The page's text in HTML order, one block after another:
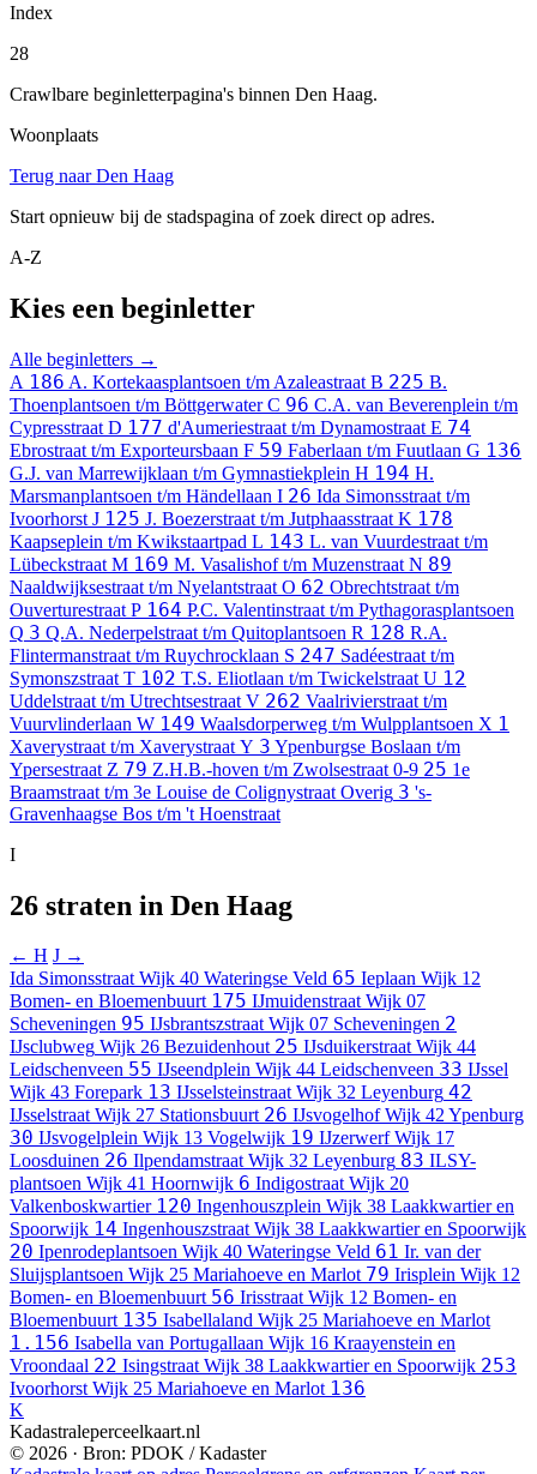
Index
28
Crawlbare beginletterpagina's binnen Den Haag.
Woonplaats
Terug naar Den Haag
Start opnieuw bij de stadspagina of zoek direct op adres.
A-Z
Kies een beginletter
Alle beginletters →
A 186 A. Kortekaasplantsoen t/m Azaleastraat B 225 B.
Thoenplantsoen t/m BöttgerwaterC 96 C.A. van Beverenplein t/m
Cypresstraat D 177 d'Aumeriestraat t/m Dynamostraat E 74
Ebrostraat t/m Exporteursbaan F 59 Faberlaan t/m Fuutlaan G 136
G.J. van Marrewijklaan t/m Gymnastiekplein H 194 H.
Marsmanplantsoen t/m Händellaan I 26 Ida Simonsstraat t/m
Ivoorhorst J 125 J. Boezerstraat t/m Jutphaasstraat K 178
Kaapseplein t/m Kwikstaartpad L 143 L. van Vuurdestraat t/m
Lübeckstraat M 169 M. Vasalishof t/m Muzenstraat N 89
Naaldwijksestraat t/m Nyelantstraat O 62 Obrechtstraat t/m
Ouverturestraat P 164 P.C. Valentinstraat t/m Pythagorasplantsoen
Q 3 Q.A. Nederpelstraat t/m Quitoplantsoen R 128 R.A.
Flintermanstraat t/m Ruychrocklaan S 247 Sadéestraat t/m
Symonszstraat T 102 T.S. Eliotlaan t/m Twickelstraat U 12
Uddelstraat t/m Utrechtsestraat V 262 Vaalrivierstraat t/m
Vuurvlinderlaan W 149 Waalsdorperweg t/m Wulpplantsoen X 1
Xaverystraat t/m Xaverystraat Y 3 Ypenburgse Boslaan t/m
Ypersestraat Z 79 Z.H.B.-hoven t/m Zwolsestraat 0-9 25 1e
Braamstraat t/m 3e Louise de Colignystraat Overig 3 's-
Gravenhaagse Bos t/m 't Hoenstraat
I
26 straten in Den Haag
← H J →
Ida Simonsstraat Wijk 40 Wateringse Veld 65 Ieplaan Wijk 12
Bomen- en Bloemenbuurt 175 IJmuidenstraat Wijk 07
Scheveningen 95 IJsbrantszstraat Wijk 07 Scheveningen 2
IJsclubweg Wijk 26 Bezuidenhout 25 IJsduikerstraat Wijk 44
Leidschenveen 55 IJseendplein Wijk 44 Leidschenveen 33 IJssel
Wijk 43 Forepark 13 IJsselsteinstraat Wijk 32 Leyenburg 42
IJsselstraat Wijk 27 Stationsbuurt 26 IJsvogelhof Wijk 42 Ypenburg
30 IJsvogelplein Wijk 13 Vogelwijk 19 IJzerwerf Wijk 17
Loosduinen 26 Ilpendamstraat Wijk 32 Leyenburg 83 ILSY-
plantsoen Wijk 41 Hoornwijk 6 Indigostraat Wijk 20
Valkenboskwartier 120 Ingenhouszplein Wijk 38 Laakkwartier en
Spoorwijk 14 Ingenhouszstraat Wijk 38 Laakkwartier en Spoorwijk
20 Ipenrodeplantsoen Wijk 40 Wateringse Veld 61 Ir. van der
Sluijsplantsoen Wijk 25 Mariahoeve en Marlot 79 Irisplein Wijk 12
Bomen- en Bloemenbuurt 56 Irisstraat Wijk 12 Bomen- en
Bloemenbuurt 135 Isabellaland Wijk 25 Mariahoeve en Marlot
1.156 Isabella van Portugallaan Wijk 16 Kraayenstein en
Vroondaal 22 Isingstraat Wijk 38 Laakkwartier en Spoorwijk 253
Ivoorhorst Wijk 25 Mariahoeve en Marlot 136
K
Kadastraleperceelkaart.nl
© 2026 · Bron: PDOK / Kadaster